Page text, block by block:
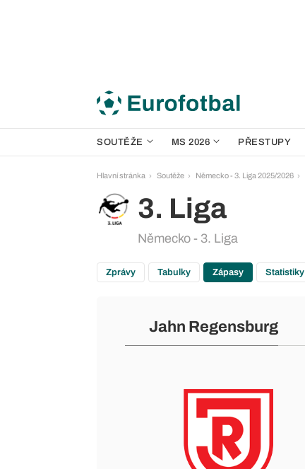
SOUTĚŽE MS 2026 PŘESTUPY
Hlavní stránka Soutěže Německo - 3. Liga 2025/2026
3. Liga
Německo - 3. Liga
Zprávy Tabulky Zápasy Statistiky
Jahn Regensburg